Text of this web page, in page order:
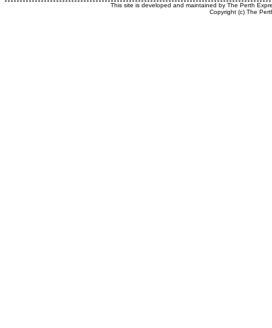
This site is developed and maintained by The Perth
Copyright (c) The